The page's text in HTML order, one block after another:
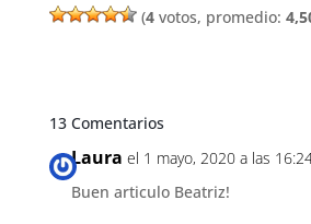
(4votos, promedio:
13 Comentarios
Laura el 1 mayo, 2020 a las
Buen articulo Beatriz!